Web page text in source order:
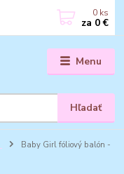
Menu
Hľadať
0 ks
za 0 €
Baby Girl fóliový balón -